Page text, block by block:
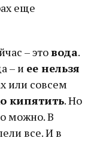
еще
– этовода.
– и ее нельзя
или совсем
кипятить. Но
можно. В
все. И в